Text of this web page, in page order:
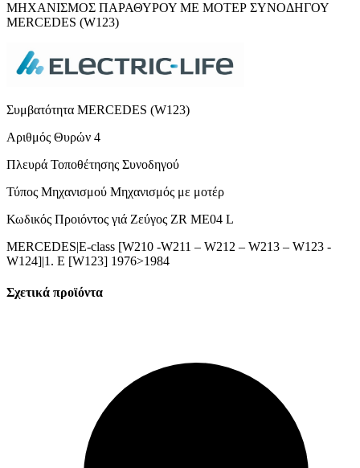
ΜΗΧANIΣΜΟΣ ΠΑΡΑΘΥΡΟΥ ΜΕ ΜΟΤΕΡ ΣΥΝΟΔΗΓΟΥ
ΜΕRCEDES (W123)
Συμβατότητα MERCEDES (W123)
Αριθμός Θυρών 4
Πλευρά Τοποθέτησης Συνοδηγού
Τύπος Μηχανισμού Μηχανισμός με μοτέρ
Κωδικός Προιόντος γιά Ζεύγος ZR ME04 L
MERCEDES|E-class [W210 -W211 – W212 – W213 – W123 -
W124]|1. E [W123] 1976>1984
Σχετικά προϊόντα